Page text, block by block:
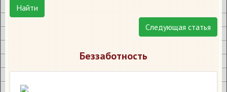
Найти
Следующая статья
​Беззаботность